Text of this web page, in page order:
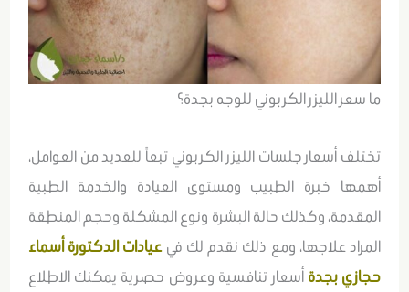
ما سعر الليزر الكربوني للوجه بجدة؟
تختلف أسعار جلسات الليزر الكربوني تبعاً للعديد من العوامل،
أهمها خبرة الطبيب ومستوى العيادة والخدمة الطبية
المقدمة، وكذلك حالة البشرة ونوع المشكلة وحجم المنطقة
المراد علاجها، ومع ذلك نقدم لك فيعيادات الدكتورة أسماء
حجازي بجدة أسعار تنافسية وعروض حصرية يمكنك الاطلاع